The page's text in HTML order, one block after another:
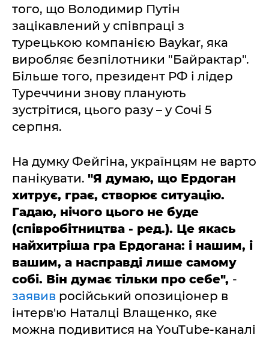
того, що Володимир Путін
зацікавлений у співпраці з
турецькою компанією Baykar, яка
виробляє безпілотники "Байрактар".
Більше того, президент РФ і лідер
Туреччини знову планують
зустрітися, цього разу – у Сочі 5
серпня.
На думку Фейгіна, українцям не варто
панікувати. "Я думаю, що Ердоган
хитрує, грає, створює ситуацію.
Гадаю, нічого цього не буде
(співробітництва - ред.). Це якась
найхитріша гра Ердогана: і нашим, і
вашим, а насправді лише самому
собі. Він думає тільки про себе", -
заявив російський опозиціонер в
інтерв'ю Наталці Влащенко, яке
можна подивитися на YouTube-каналі